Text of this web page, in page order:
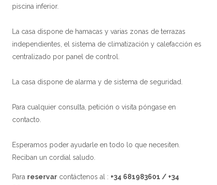
piscina inferior.
La casa dispone de hamacas y varias zonas de terrazas
independientes, el sistema de climatización y calefacción es
centralizado por panel de control.
La casa dispone de alarma y de sistema de seguridad.
Para cualquier consulta, petición o visita póngase en
contacto.
Esperamos poder ayudarle en todo lo que necesiten.
Reciban un cordial saludo.
Para reservarcontáctenos al : +34 681983601 / +34